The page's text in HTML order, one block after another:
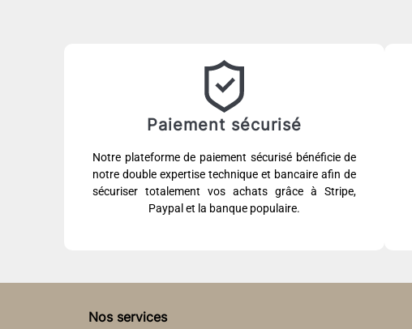
Paiement sécurisé
Notre plateforme de paiement sécurisé bénéficie de
notre double expertise technique et bancaire afin de
sécuriser totalement vos achats grâce à Stripe,
Paypal et la banque populaire.
Nos services